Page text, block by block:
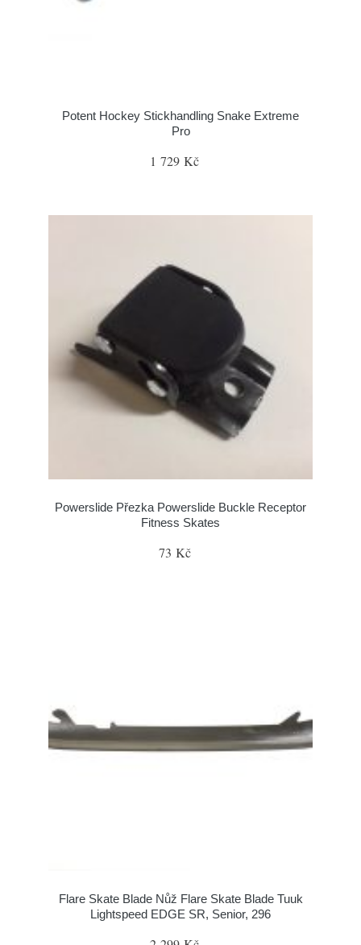
Potent Hockey Stickhandling Snake Extreme
Pro
1 729 Kč
Powerslide Přezka Powerslide Buckle Receptor
Fitness Skates
73 Kč
Flare Skate Blade Nůž Flare Skate Blade Tuuk
Lightspeed EDGE SR, Senior, 296